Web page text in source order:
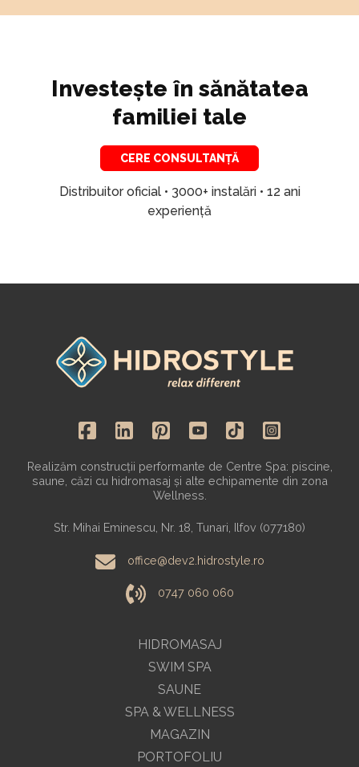
Investește în sănătatea
familiei tale
CERE CONSULTANȚĂ
Distribuitor oficial • 3000+ instalări • 12 ani
experiență
HIDROMASAJ
SWIM SPA
SAUNE
SPA & WELLNESS
MAGAZIN
Realizăm construcții performante de Centre Spa: piscine,
saune, căzi cu hidromasaj și alte echipamente din zona
Wellness.
Str. Mihai Eminescu, Nr. 18, Tunari, Ilfov (077180)
office@dev2.hidrostyle.ro
0747 060 060
PORTOFOLIU